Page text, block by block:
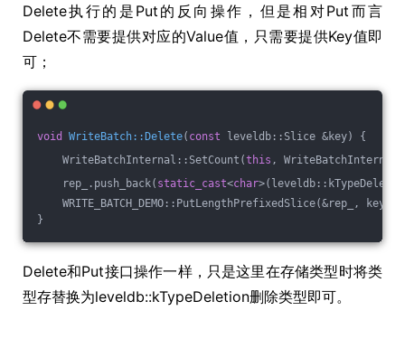
Delete执行的是Put的反向操作，但是相对Put而言
Delete不需要提供对应的Value值，只需要提供Key值即
可；
void WriteBatch::Delete( const leveldb::Slice &key)
{
WriteBatchInternal::SetCount(this ,
rep_.push_back( static_cast<char
WRITE_BATCH_DEMO::PutLengthPrefixedSlice(&rep_, key);
}
Delete和Put接口操作一样，只是这里在存储类型时将类
型存替换为leveldb::kTypeDeletion删除类型即可。